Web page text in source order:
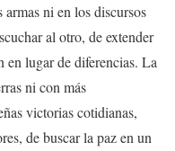
ni en los discursos
al otro, de extender
en lugar de diferencias. La
ni con más
victorias cotidianas,
de buscar la paz en un